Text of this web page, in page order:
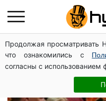
Продолжая просматривать
что ознакомились с
согласны с использованием
Последние